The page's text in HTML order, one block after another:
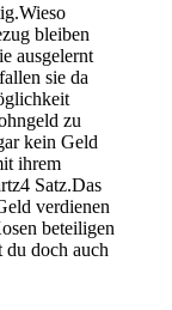
bleiben
ausgelernt
sie da
zu
kein Geld
ihrem
Satz.Das
verdienen
beteiligen
doch auch